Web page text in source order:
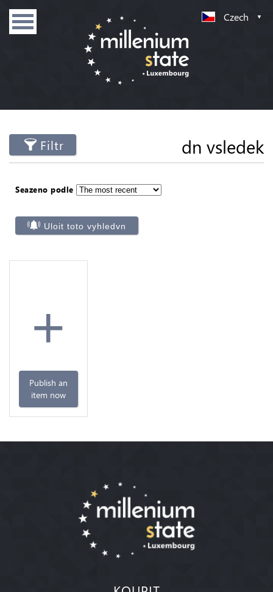
Czech
Filtr dn vsledek
Seazeno podle
Uloit toto vyhledvn
+
Publish an
item now